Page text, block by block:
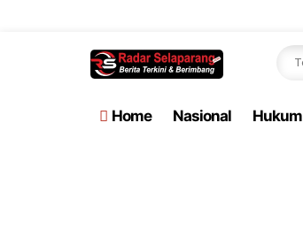
Home Nasional Hukum